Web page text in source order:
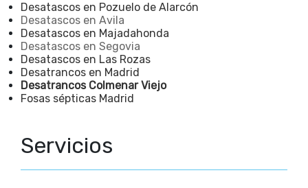
Desatascos en Pozuelo de Alarcón
Desatascos en Avila
Desatascos en Majadahonda
Desatascos en Segovia
Desatascos en Las Rozas
Desatrancos en Madrid
Desatrancos Colmenar Viejo
Fosas sépticas Madrid
Servicios